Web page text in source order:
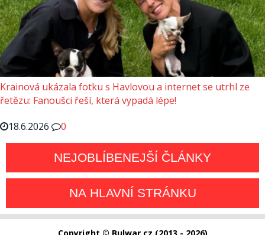
Krainová ukázala fotku s Havlovou a internet se utrhl ze
řetězu: Fanoušci řeší, která vypadá lépe!
18.6.2026
0
NEJOBLÍBENEJŠÍ ČLÁNKY
NA HLAVNÍ STRÁNKU
Copyright © Bulwar.cz (2013 - 2026)